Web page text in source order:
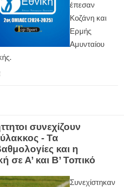
έπεσαν
Κοζάνη και
Ερμής
Αμυνταίου
συνεχίζουν
- Τα
και η
σε Α’ και Β’ Τοπικό
Συνεχίστηκαν